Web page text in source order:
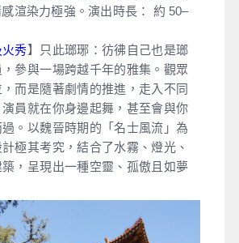
渲染力極強。演出時長： 約 50–
秀】只此瑯琊：彷彿自己也是瑯
參與一場跨越千年的雅集。觀眾
而是隨著劇情的推進，走入不同
員就在你身邊起舞，甚至會與你
。以魏晉時期的「名士風流」為
極其考究，結合了水霧、燈光、
，呈現出一種空靈、孤傲且如夢